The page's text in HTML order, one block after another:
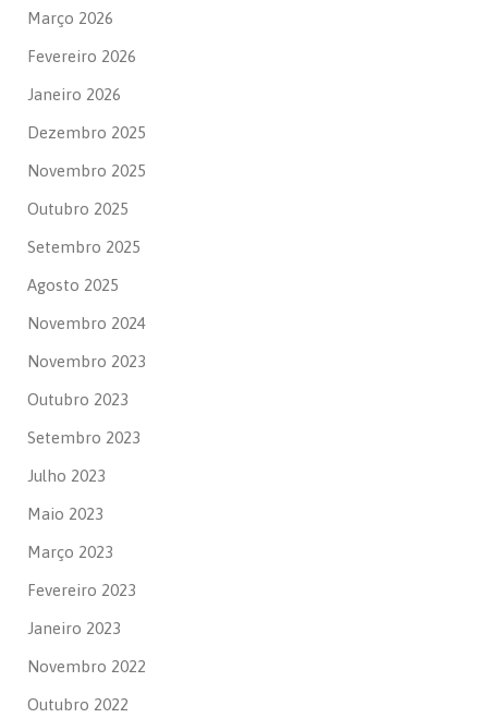
Março 2026
Fevereiro 2026
Janeiro 2026
Dezembro 2025
Novembro 2025
Outubro 2025
Setembro 2025
Agosto 2025
Novembro 2024
Novembro 2023
Outubro 2023
Setembro 2023
Julho 2023
Maio 2023
Março 2023
Fevereiro 2023
Janeiro 2023
Novembro 2022
Outubro 2022